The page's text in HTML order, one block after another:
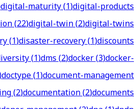
digital-maturity(1)digital-products
(22)digital-twin(2)digital-twins
(1)disaster-recovery(1)discounts
(1)dms(2)docker(3)docker-
doctype(1)document-management
(2)documentation(2)documents